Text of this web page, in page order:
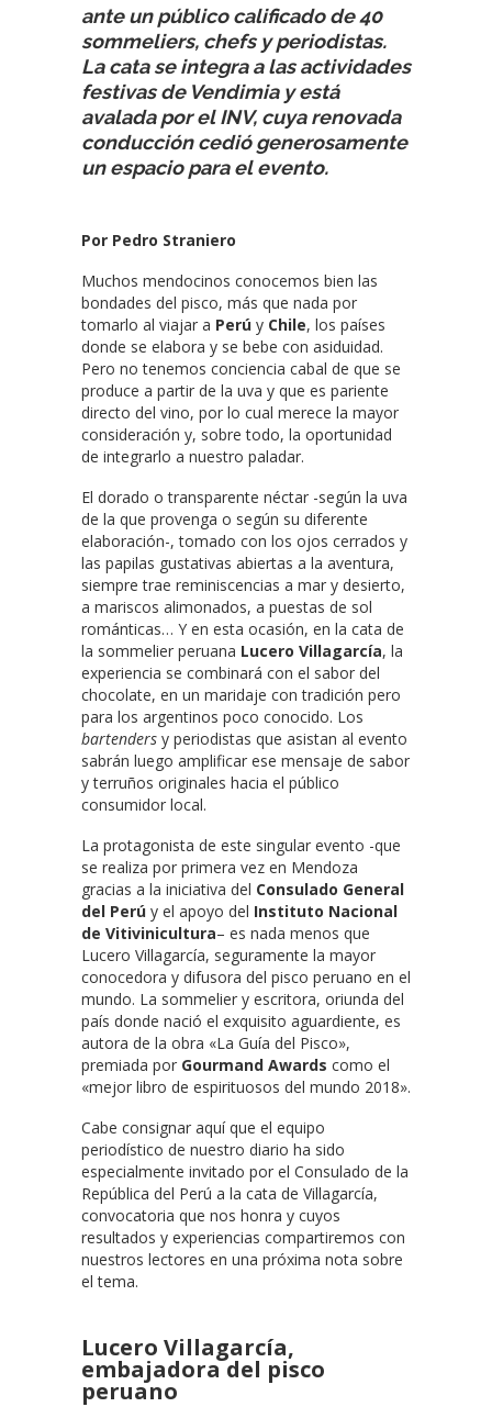
ante un público calificado de 40
sommeliers, chefs y periodistas.
La cata se integra a las actividades
festivas de Vendimia y está
avalada por el INV, cuya renovada
conducción cedió generosamente
un espacio para el evento.
Por Pedro Straniero
Muchos mendocinos conocemos bien las
bondades del pisco, más que nada por
tomarlo al viajar a Perú y Chile, los países
donde se elabora y se bebe con asiduidad.
Pero no tenemos conciencia cabal de que se
produce a partir de la uva y que es pariente
directo del vino, por lo cual merece la mayor
consideración y, sobre todo, la oportunidad
de integrarlo a nuestro paladar.
El dorado o transparente néctar -según la uva
de la que provenga o según su diferente
elaboración-, tomado con los ojos cerrados y
las papilas gustativas abiertas a la aventura,
siempre trae reminiscencias a mar y desierto,
a mariscos alimonados, a puestas de sol
románticas… Y en esta ocasión, en la cata de
la sommelier peruana Lucero Villagarcía, la
experiencia se combinará con el sabor del
chocolate, en un maridaje con tradición pero
para los argentinos poco conocido. Los
bartenders y periodistas que asistan al evento
sabrán luego amplificar ese mensaje de sabor
y terruños originales hacia el público
consumidor local.
La protagonista de este singular evento -que
se realiza por primera vez en Mendoza
gracias a la iniciativa del Consulado General
del Perú y el apoyo del Instituto Nacional
de Vitivinicultura– es nada menos que
Lucero Villagarcía, seguramente la mayor
conocedora y difusora del pisco peruano en el
mundo. La sommelier y escritora, oriunda del
país donde nació el exquisito aguardiente, es
autora de la obra «La Guía del Pisco»,
premiada por Gourmand Awards como el
«mejor libro de espirituosos del mundo 2018».
Cabe consignar aquí que el equipo
periodístico de nuestro diario ha sido
especialmente invitado por el Consulado de la
República del Perú a la cata de Villagarcía,
convocatoria que nos honra y cuyos
resultados y experiencias compartiremos con
nuestros lectores en una próxima nota sobre
el tema.
Lucero Villagarcía,
embajadora del pisco
peruano